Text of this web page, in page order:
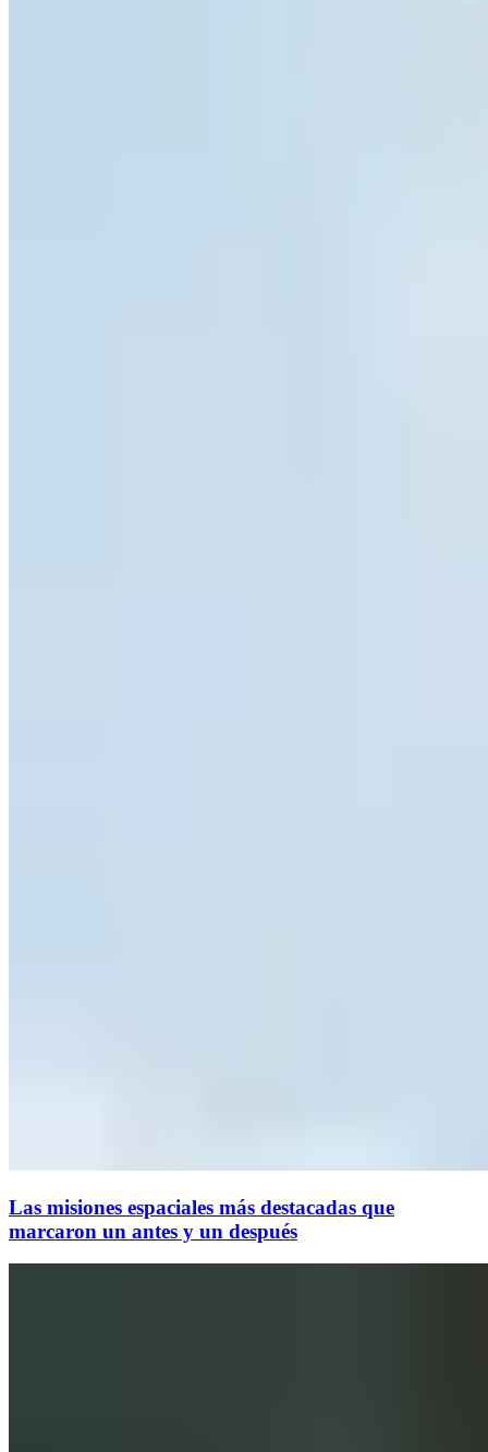
Las misiones espaciales más destacadas que
marcaron un antes y un después